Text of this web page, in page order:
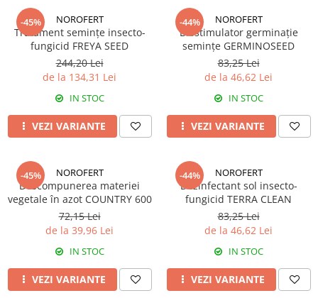
Fungicide
Insecticide
CONIFERE
Fertilizanți foliari
CONOPIDĂ
Fungicide
Fertilizanți foliari
CORIANDRU
Erbicide
CUCURBITACEE
ORNAMENTALE
Fertilizanți foliari
GRÂU DE TOAMNĂ
Tratament semințe
Biostimulatori
Fertilizanți foliari
Dezinfectant sol
GULII
GUTUI
Fungicide
Biostimulatori
Adjuvanți
Fungicide
Fertilizanți foliari
-45% NOROFERT
Tratament semințe insecto-
fungicid FREYA SEED
244,20 Lei
de la 134,31 Lei
IN STOC
VEZI VARIANTE
-44% NOROFERT
Biostimulator germinație
semințe GERMINOSEED
83,25 Lei
de la 46,62 Lei
IN STOC
VEZI VARIANTE
-45% NOROFERT
Descompunerea materiei
vegetale în azot COUNTRY 600
72,15 Lei
de la 39,96 Lei
IN STOC
VEZI VARIANTE
-44% NOROFERT
Dezinfectant sol insecto-
fungicid TERRA CLEAN
83,25 Lei
de la 46,62 Lei
IN STOC
VEZI VARIANTE